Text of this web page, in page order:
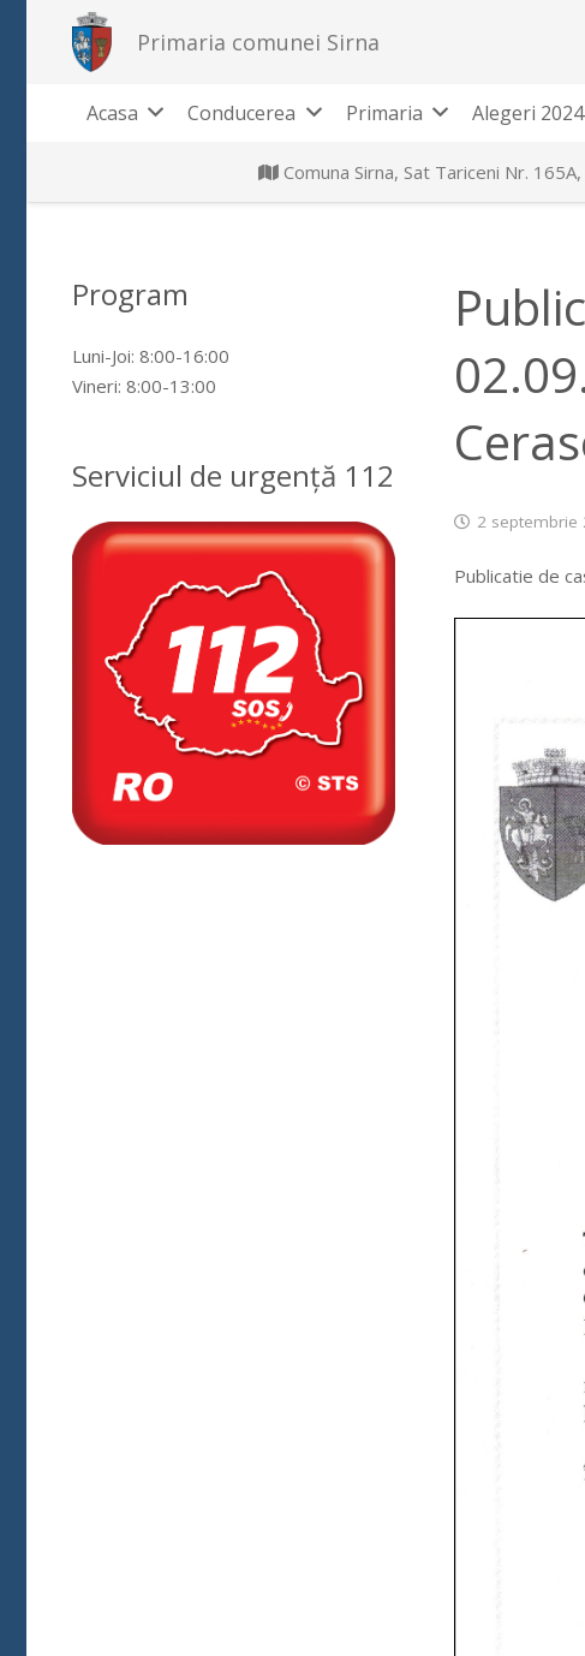
Primaria comunei Sirna
Acasa Conducerea Primaria Alegeri 2024
Comuna Sirna, Sat Tariceni Nr.
2 septembrie
Publicatie de
Program
Luni-Joi: 8:00-16:00
Vineri: 8:00-13:00
Serviciul de urgență 112